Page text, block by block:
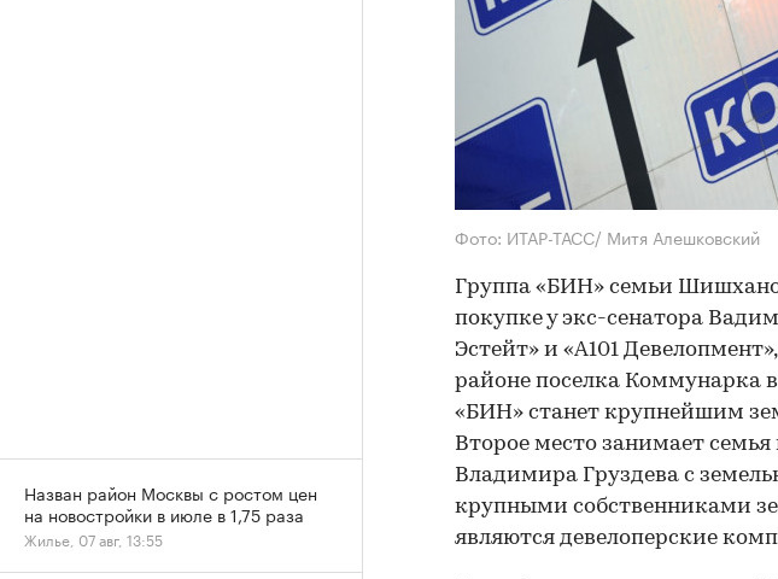
Фото: ИТАР-ТАСС/ Митя Алешковский
Группа «БИН» семьи
покупке у экс-сенатора
Эстейт» и «А101
районе поселка Коммунарка
«БИН» станет крупнейшим
Второе место занимает семья
Владимира Груздева с
крупными собственниками
являются девелоперские
Назван район Москвы с ростом цен
на новостройки в июле в 1,75 раза
Жилье, 07 авг, 13:55